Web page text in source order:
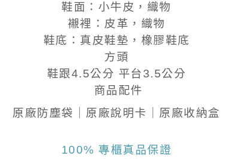
鞋面：小牛皮，織物
襯裡：皮革，織物
鞋底：真皮鞋墊，橡膠鞋底
方頭
鞋跟4.5公分 平台3.5公分
商品配件
原廠防塵袋｜原廠說明卡
｜原廠收納盒
100% 專櫃真品保證